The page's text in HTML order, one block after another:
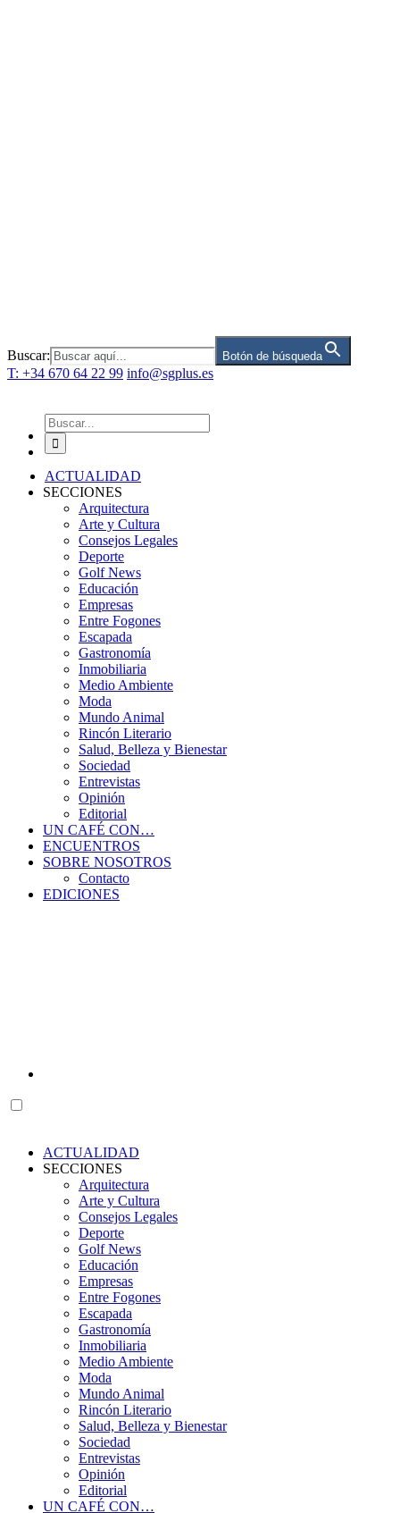
Buscar: Botón de búsqueda
T: +34 670 64 22 99 info@sgplus.es
Buscar:
ACTUALIDAD
SECCIONES
Arquitectura
Arte y Cultura
Consejos Legales
Deporte
Golf News
Educación
Empresas
Entre Fogones
Escapada
Gastronomía
Inmobiliaria
Medio Ambiente
Moda
Mundo Animal
Rincón Literario
Salud, Belleza y Bienestar
Sociedad
Entrevistas
Opinión
Editorial
UN CAFÉ CON…
ENCUENTROS
SOBRE NOSOTROS
Contacto
EDICIONES
ACTUALIDAD
SECCIONES
Arquitectura
Arte y Cultura
Consejos Legales
Deporte
Golf News
Educación
Empresas
Entre Fogones
Escapada
Gastronomía
Inmobiliaria
Medio Ambiente
Moda
Mundo Animal
Rincón Literario
Salud, Belleza y Bienestar
Sociedad
Entrevistas
Opinión
Editorial
UN CAFÉ CON…